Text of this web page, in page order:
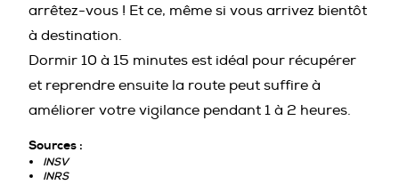
arrêtez-vous ! Et ce, même si vous arrivez bientôt
à destination.
Dormir 10 à 15 minutes est idéal pour récupérer
et reprendre ensuite la route peut suffire à
améliorer votre vigilance pendant 1 à 2 heures.
Sources :
INSV
INRS